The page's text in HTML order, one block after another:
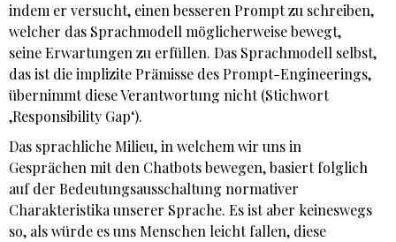
indem er versucht, einen besseren Prompt zu schreiben,
welcher das Sprachmodell möglicherweise bewegt,
seine Erwartungen zu erfüllen. Das Sprachmodell selbst,
das ist die implizite Prämisse des Prompt-Engineerings,
übernimmt diese Verantwortung nicht (Stichwort
‚Responsibility Gap‘).
Das sprachliche Milieu, in welchem wir uns in
Gesprächen mit den Chatbots bewegen, basiert folglich
auf der Bedeutungsausschaltung normativer
Charakteristika unserer Sprache. Es ist aber keineswegs
so, als würde es uns Menschen leicht fallen, diese